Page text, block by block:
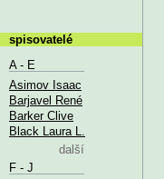
spisovatelé
A - E
Asimov Isaac
Barjavel René
Barker Clive
Black Laura L.
další
F - J